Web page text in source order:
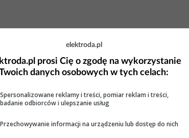
elektroda.pl
prosi Cię o zgodę na wykorzystanie
danych osobowych w tych celach:
Spersonalizowane reklamy i treści, pomiar reklam i treści,
badanie odbiorców i ulepszanie usług
Przechowywanie informacji na urządzeniu lub dostęp do nich